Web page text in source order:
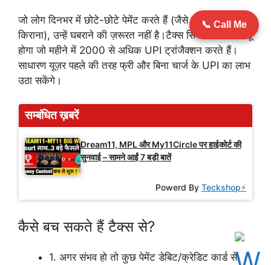
जो लोग दिनभर में छोटे-छोटे पेमेंट करते हैं (जैसे सब्ज़ी, चाय,
किराना), उन्हें घबराने की ज़रूरत नहीं है।टैक्स सिर्फ उन्हीं पर लागू
होगा जो महीने में 2000 से अधिक UPI ट्रांजैक्शन करते हैं।
साधारण यूज़र पहले की तरह फ्री और बिना चार्ज के UPI का लाभ
उठा सकेंगे।
सम्बंधित ख़बरें
Dream11, MPL और My11Circle पर हाईकोर्ट की
सुनवाई – सामने आईं 7 बड़ी बातें
Powerd By Teckshop⚡
कैसे बच सकते हैं टैक्स से?
1. अगर संभव हो तो कुछ पेमेंट डेबिट/क्रेडिट कार्ड से
📞 Call Me